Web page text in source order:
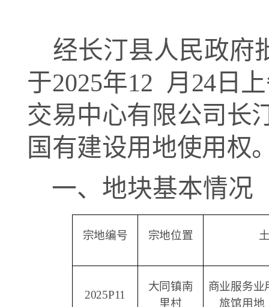
经长汀县人民政府
于2025年12 月 24日
交易中心有限公司长
国有建设用地使用权
一、地块基本情况
宗地编号 宗地位置
2025P11
大同镇南
里村
商业服务
旅馆用地